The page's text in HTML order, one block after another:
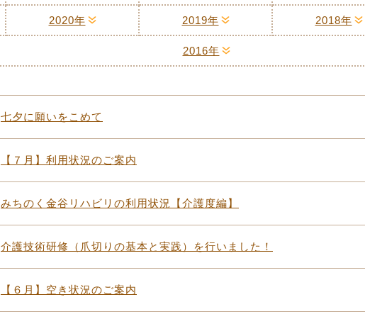
2020年 2019年 2018年
2016年
七夕に願いをこめて
【７月】利用状況のご案内
みちのく金谷リハビリの利用状況【介護度編】
介護技術研修（爪切りの基本と実践）を行いました！
【６月】空き状況のご案内